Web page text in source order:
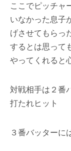
ここでピッチャ
いなかった息子
げさせてもらっ
するとは思って
やってくれると
対戦相手は２番
打たれヒット
３番バッターに